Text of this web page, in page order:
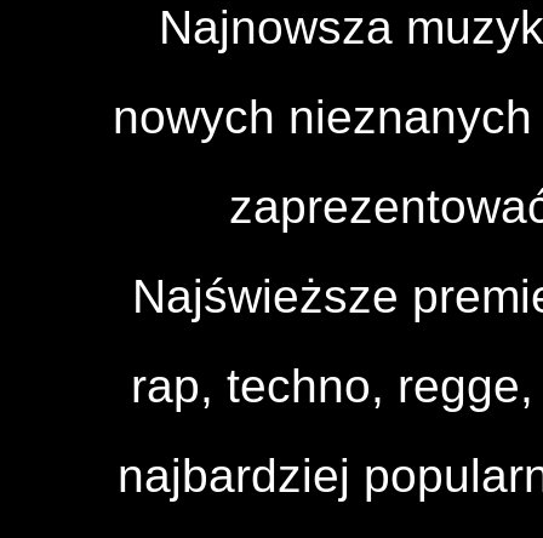
Najnowsza
nowych
Najświeższe
rap, techno,
najbardziej